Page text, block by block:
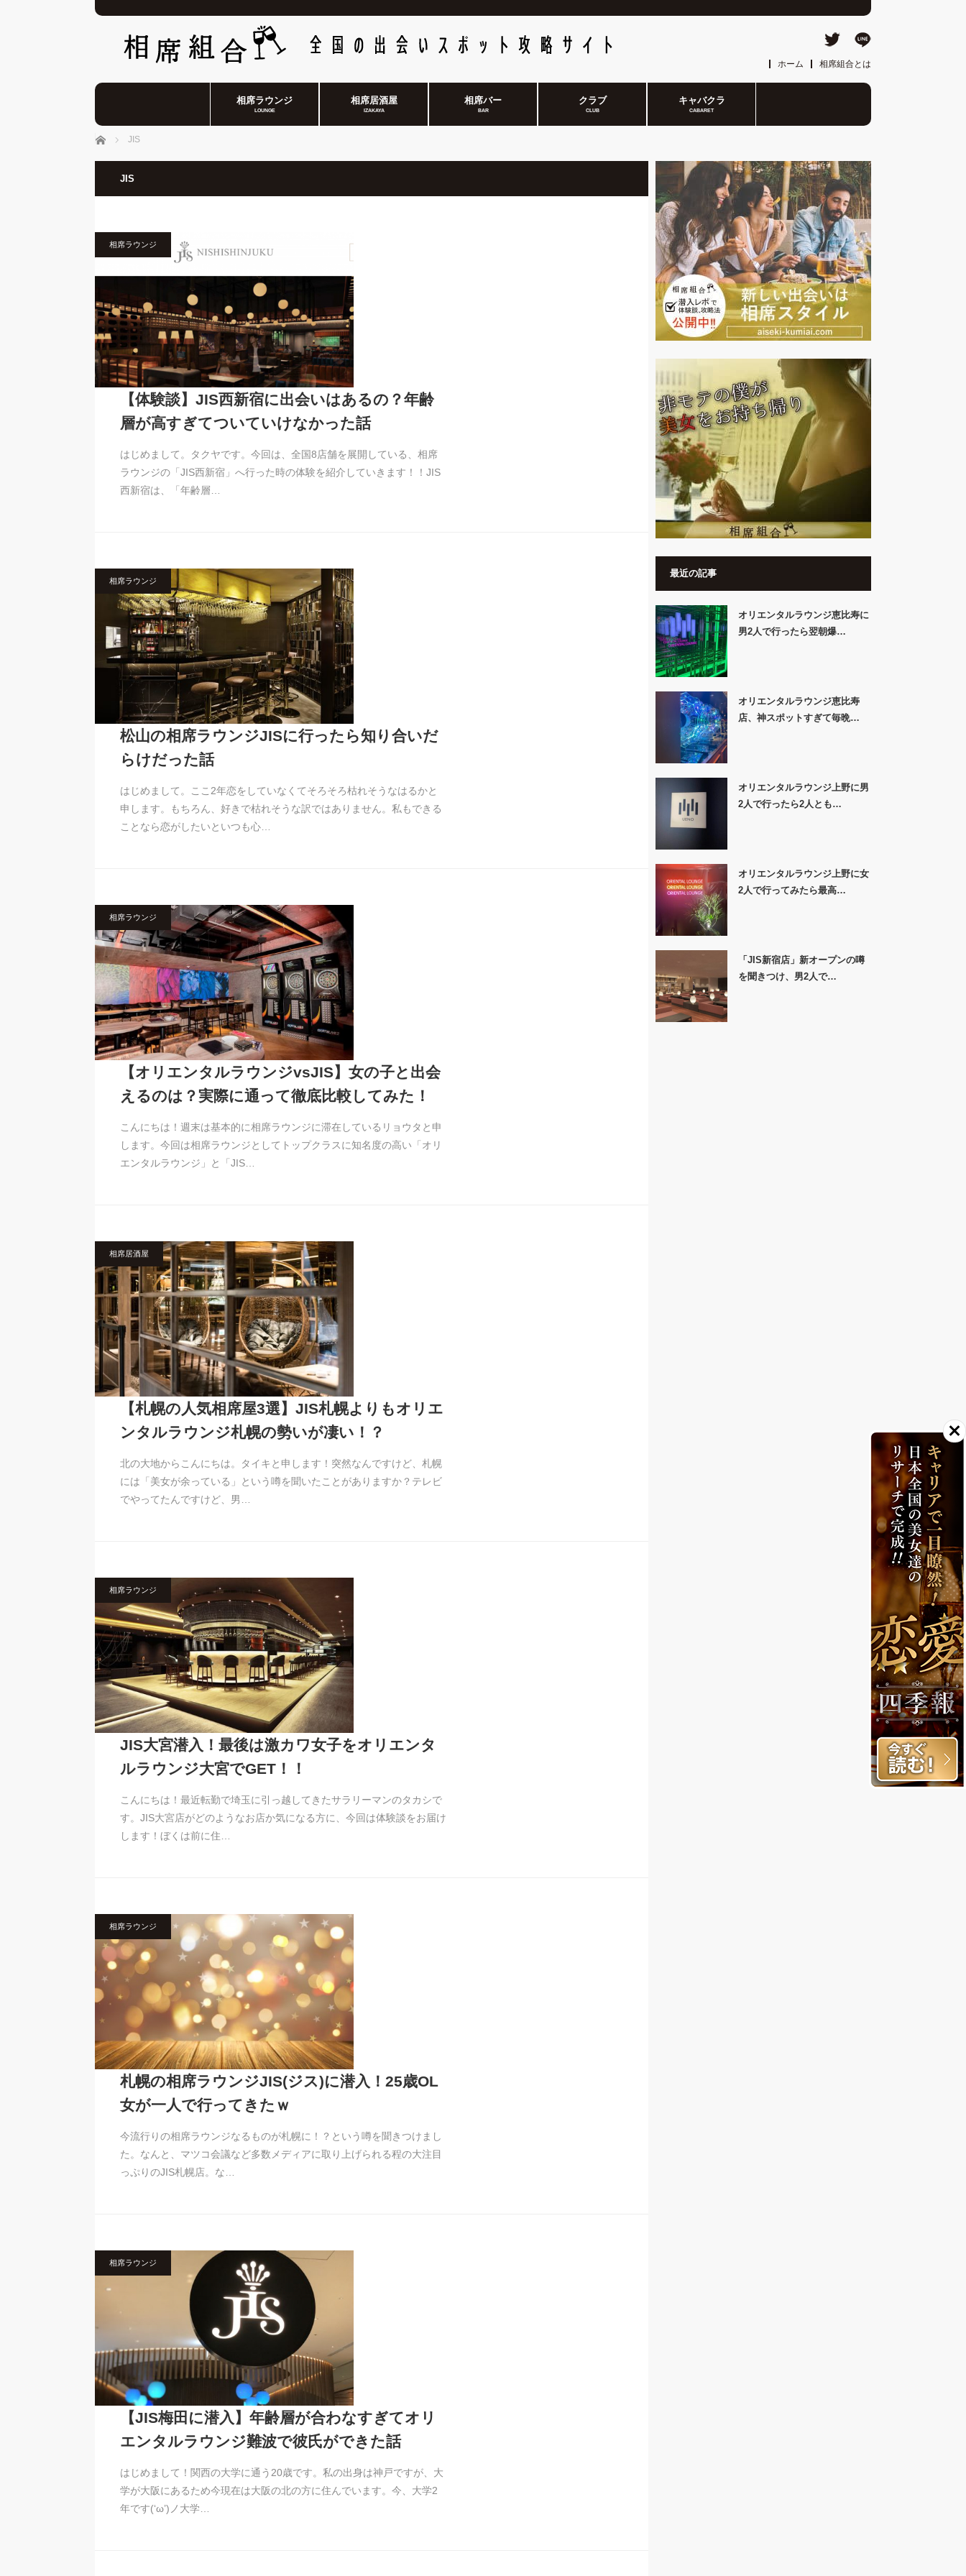
ホーム 相席組合とは
相席ラウンジ
LOUNGE
相席居酒屋
IZAKAYA
相席バー
BAR
クラブ
CLUB
キャバクラ
CABARET
ホーム JIS
JIS
相席ラウンジ
【体験談】JIS西新宿に出会いはあるの？年齢
層が高すぎてついていけなかった話
はじめまして。タクヤです。今回は、全国8店舗を展開している、相席
ラウンジの「JIS西新宿」へ行った時の体験を紹介していきます！！JIS
西新宿は、「年齢層…
相席ラウンジ
松山の相席ラウンジJISに行ったら知り合いだ
らけだった話
はじめまして。ここ2年恋をしていなくてそろそろ枯れそうなはるかと
申します。もちろん、好きで枯れそうな訳ではありません。私もできる
ことなら恋がしたいといつも心…
相席ラウンジ
【オリエンタルラウンジvsJIS】女の子と出会
えるのは？実際に通って徹底比較してみた！
こんにちは！週末は基本的に相席ラウンジに滞在しているリョウタと申
します。今回は相席ラウンジとしてトップクラスに知名度の高い「オリ
エンタルラウンジ」と「JIS…
相席居酒屋
【札幌の人気相席屋3選】JIS札幌よりもオリエ
ンタルラウンジ札幌の勢いが凄い！？
北の大地からこんにちは。タイキと申します！突然なんですけど、札幌
には「美女が余っている」という噂を聞いたことがありますか？テレビ
でやってたんですけど、男…
相席ラウンジ
JIS大宮潜入！最後は激カワ女子をオリエンタ
ルラウンジ大宮でGET！！
こんにちは！最近転勤で埼玉に引っ越してきたサラリーマンのタカシで
す。JIS大宮店がどのようなお店か気になる方に、今回は体験談をお届け
します！ぼくは前に住…
相席ラウンジ
札幌の相席ラウンジJIS(ジス)に潜入！25歳OL
女が一人で行ってきたｗ
今流行りの相席ラウンジなるものが札幌に！？という噂を聞きつけまし
た。なんと、マツコ会議など多数メディアに取り上げられる程の大注目
っぷりのJIS札幌店。な…
相席ラウンジ
【JIS梅田に潜入】年齢層が合わなすぎてオリ
エンタルラウンジ難波で彼氏ができた話
はじめまして！関西の大学に通う20歳です。私の出身は神戸ですが、大
学が大阪にあるため今現在は大阪の北の方に住んでいます。今、大学2
年です(‘ω’)ノ大学…
最近の記事
オリエンタルラウンジ恵比寿に
男2人で行ったら翌朝爆…
オリエンタルラウンジ恵比寿
店、神スポットすぎて毎晩…
オリエンタルラウンジ上野に男
2人で行ったら2人とも…
オリエンタルラウンジ上野に女
2人で行ってみたら最高…
「JIS新宿店」新オープンの噂
を聞きつけ、男2人で…